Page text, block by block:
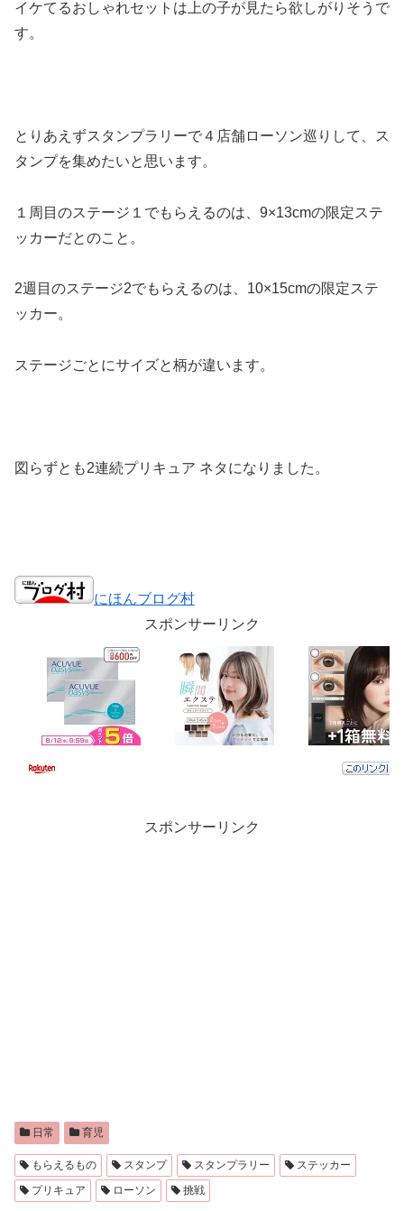
イケてるおしゃれセットは上の子が見たら欲しがりそうで
す。
とりあえずスタンプラリーで４店舗ローソン巡りして、ス
タンプを集めたいと思います。
１周目のステージ１でもらえるのは、9×13cmの限定ステ
ッカーだとのこと。
2週目のステージ2でもらえるのは、10×15cmの限定ステ
ッカー。
ステージごとにサイズと柄が違います。
図らずとも2連続プリキュア ネタになりました。
にほんブログ村
スポンサーリンク
スポンサーリンク
日常 育児
もらえるもの スタンプ スタンプラリー
ステッカー
プリキュア
ローソン 挑戦